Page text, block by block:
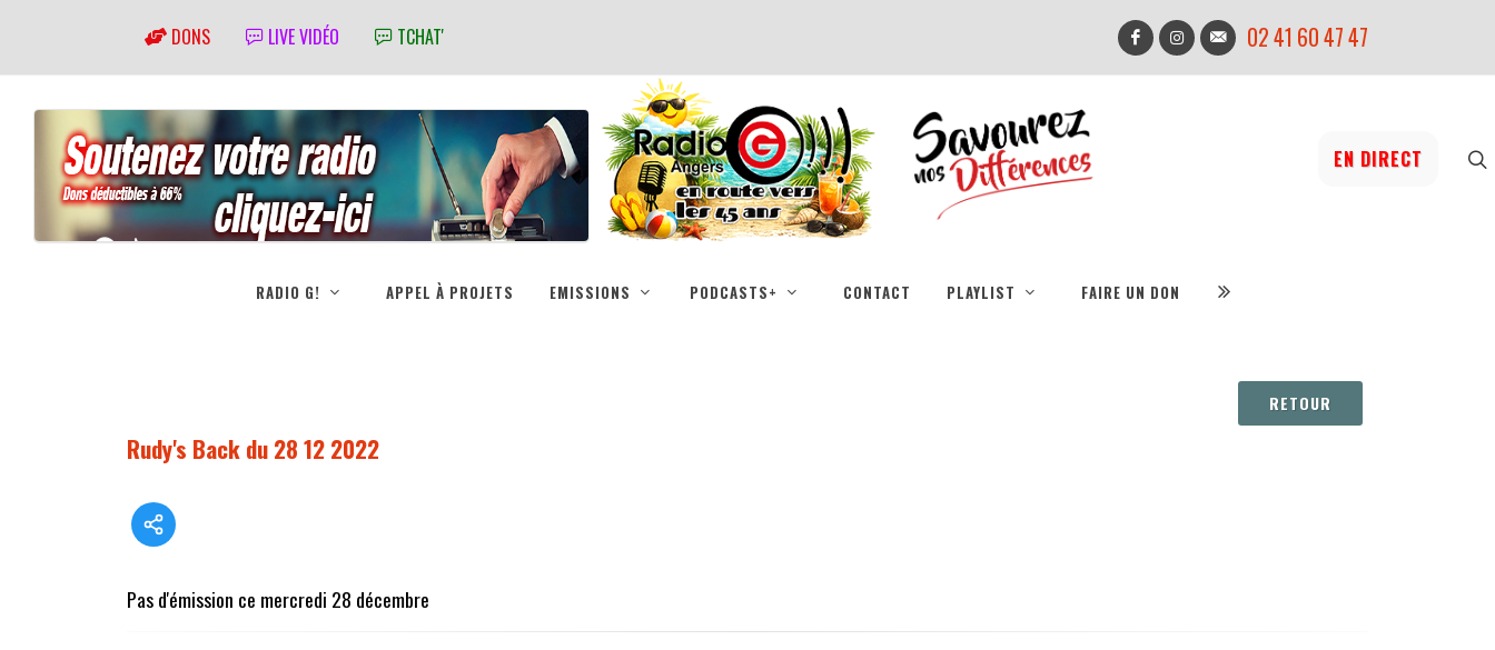
DONS LIVE VIDÉO TCHAT' 02 41 60 47 47
EN DIRECT
RADIO G! APPEL À PROJETS EMISSIONS PODCASTS+ CONTACT PLAYLIST FAIRE UN DON
RETOUR
Rudy's Back du 28 12 2022
Pas d'émission ce mercredi 28 décembre